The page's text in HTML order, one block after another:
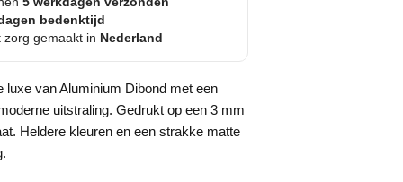
bedenktijd
zorg gemaakt in Nederland
luxe van Aluminium Dibond met een
uitstraling. Gedrukt op een 3 mm
Heldere kleuren en een strakke matte